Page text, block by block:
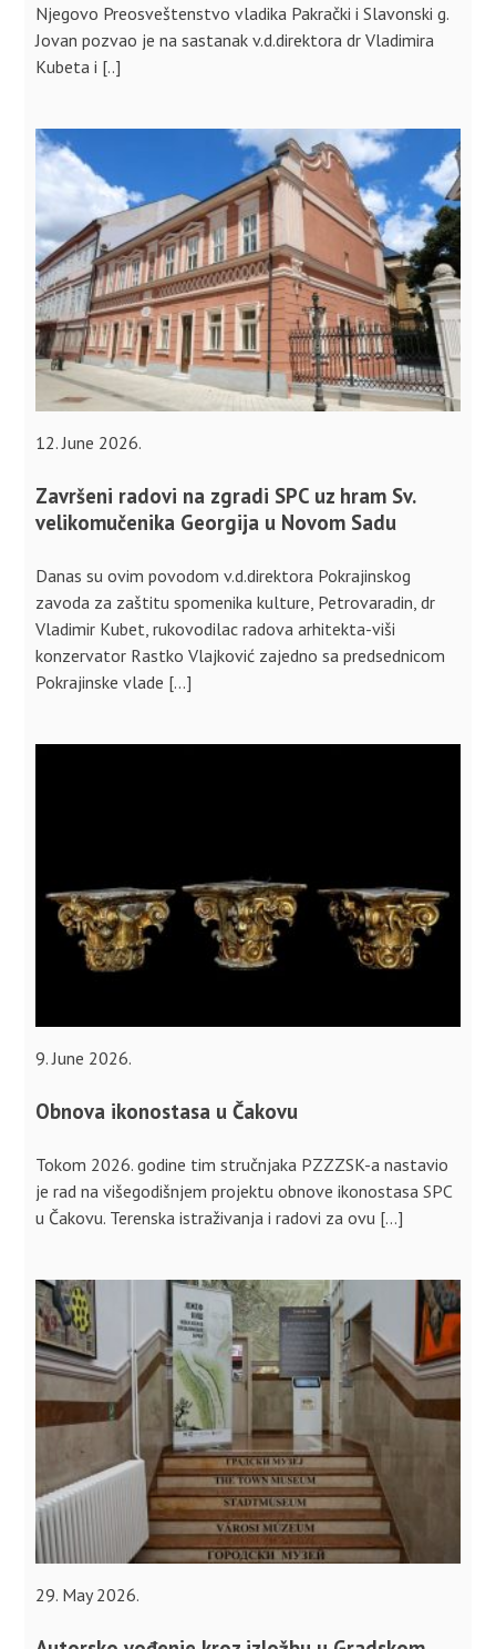
Njegovo Preosveštenstvo vladika Pakrački i Slavonski g.
Jovan pozvao je na sastanak v.d.direktora dr Vladimira
Kubeta i [..]
12. June 2026.
Završeni radovi na zgradi SPC uz hram Sv.
velikomučenika Georgija u Novom Sadu
Danas su ovim povodom v.d.direktora Pokrajinskog
zavoda za zaštitu spomenika kulture, Petrovaradin, dr
Vladimir Kubet, rukovodilac radova arhitekta-viši
konzervator Rastko Vlajković zajedno sa predsednicom
Pokrajinske vlade […]
9. June 2026.
Obnova ikonostasa u Čakovu
Tokom 2026. godine tim stručnjaka PZZZSK-a nastavio
je rad na višegodišnjem projektu obnove ikonostasa SPC
u Čakovu. Terenska istraživanja i radovi za ovu […]
29. May 2026.